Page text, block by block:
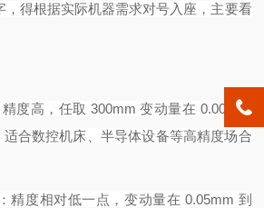
，得根据实际机器需求对号入座，主要看
精度高，任取 300mm 变动量在 0.0035m
合数控机床、半导体设备等高精度场合
‌：精度相对低一点，变动量在 0.05mm 到